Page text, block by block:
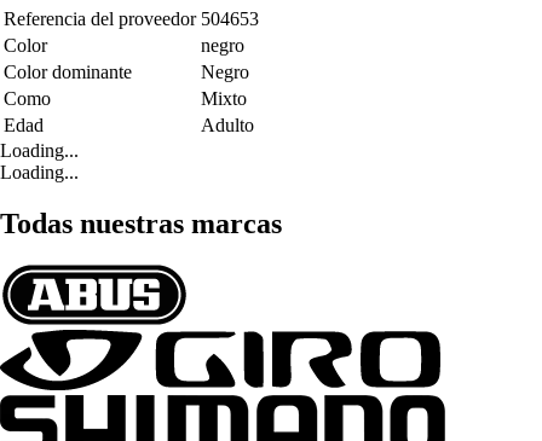
Referencia del proveedor 504653
Color
negro
Color dominante
Negro
Como
Mixto
Edad
Adulto
Loading...
Loading...
Todas nuestras marcas